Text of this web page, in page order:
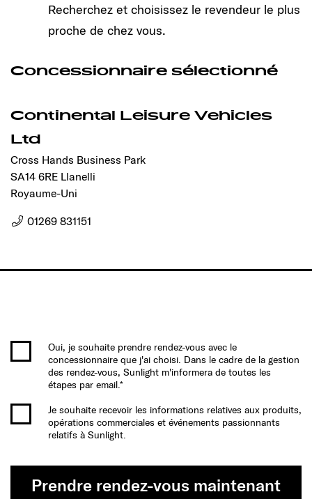
Recherchez et choisissez le revendeur le plus
proche de chez vous.
Concessionnaire sélectionné
Continental Leisure Vehicles
Ltd
Cross Hands Business Park
SA14 6RE Llanelli
Royaume-Uni
01269 831151
Oui, je souhaite prendre rendez-vous avec le
concessionnaire que j'ai choisi. Dans le cadre de la gestion
des rendez-vous, Sunlight m'informera de toutes les
étapes par email.*
Je souhaite recevoir les informations relatives aux produits,
opérations commerciales et événements passionnants
relatifs à Sunlight.
Prendre rendez-vous maintenant